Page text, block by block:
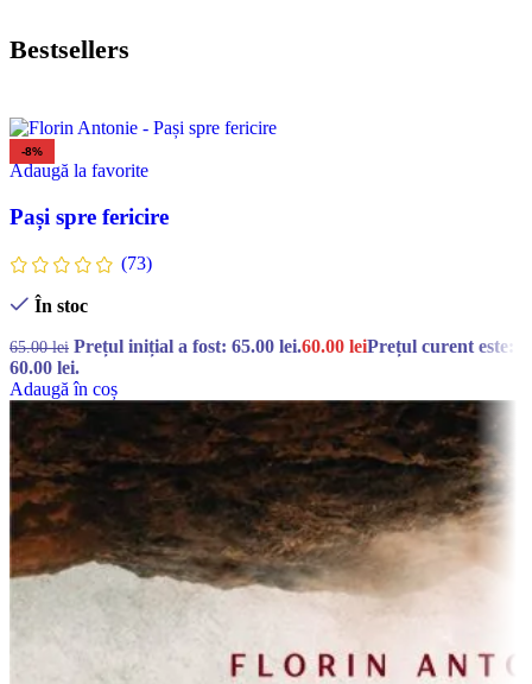
Bestsellers
-8%
Adaugă la favorite
Pași spre fericire
(73)
În stoc
65.00lei Prețul inițial a fost: 65.00 lei.60.00 leiPrețul curent este:
60.00 lei.
Adaugă în coș